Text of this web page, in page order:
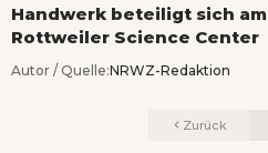
Handwerk beteiligt sich am
Rottweiler Science Center
Autor / Quelle:NRWZ-Redaktion
Zurück